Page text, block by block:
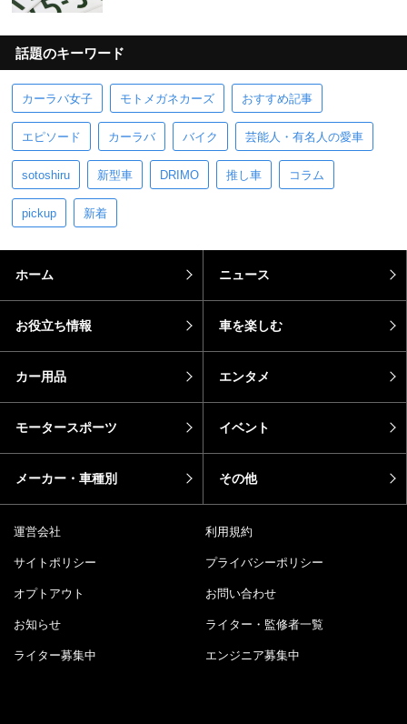
話題のキーワード
カーラバ女子 モトメガネカーズ おすすめ記事
エピソード カーラバ バイク 芸能人・有名人の愛車
sotoshiru 新型車 DRIMO 推し車 コラム
pickup 新着
ホーム ニュース
お役立ち情報 車を楽しむ
カー用品 エンタメ
モータースポーツ イベント
メーカー・車種別 その他
運営会社 利用規約
サイトポリシー プライバシーポリシー
オプトアウト お問い合わせ
お知らせ ライター・監修者一覧
ライター募集中 エンジニア募集中